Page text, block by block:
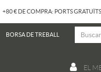
+80 € DE COMPRA: PORTS
BORSA DE TREBALL
EL